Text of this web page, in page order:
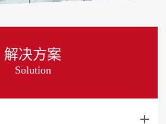
解决方案
Solution